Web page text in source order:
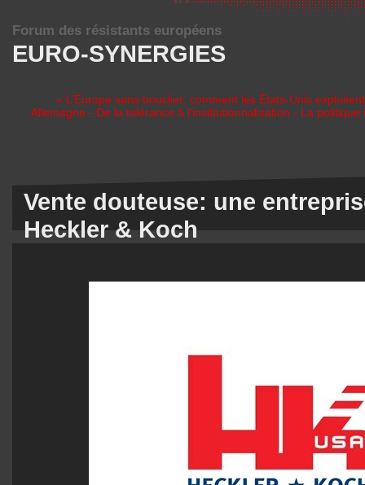
EURO-SYNERGIES
Forum des résistants européens
« L’Europe sans bouclier: comment les États-Unis
Allemagne - De la tolérance à l'institutionnalisation - La
Vente douteuse: une
Heckler & Koch